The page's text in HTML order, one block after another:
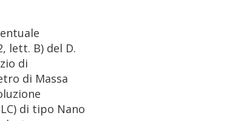
lett. B) del D.
di
di Massa
di tipo Nano